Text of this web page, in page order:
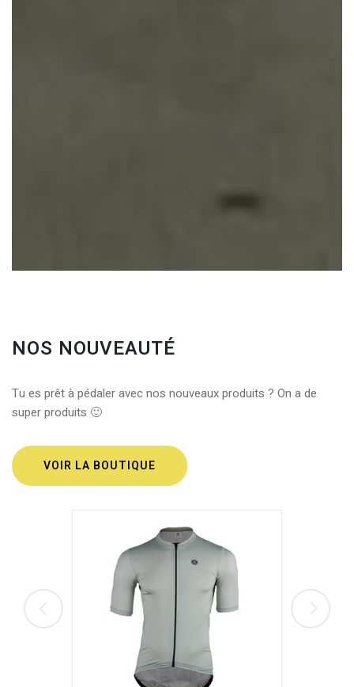
NOS NOUVEAUTÉ
Tu es prêt à pédaler avec nos nouveaux produits ? On a de
super produits 🙂
VOIR LA BOUTIQUE